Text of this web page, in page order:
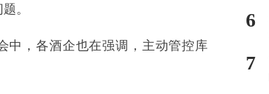
。
中，各酒企也在强调，主动管控库
6
7